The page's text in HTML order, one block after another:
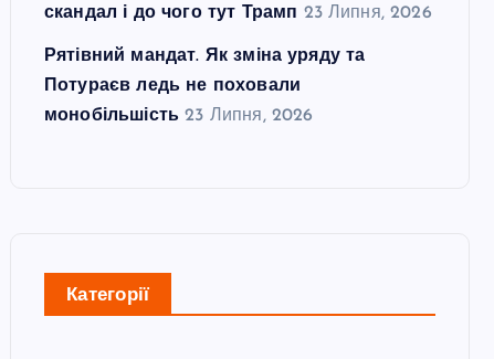
скандал і до чого тут Трамп 23 Липня, 2026
Рятівний мандат. Як зміна уряду та
Потураєв ледь не поховали
монобільшість 23 Липня, 2026
Категорії